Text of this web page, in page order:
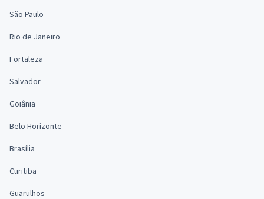
São Paulo
Rio de Janeiro
Fortaleza
Salvador
Goiânia
Belo Horizonte
Brasília
Curitiba
Guarulhos